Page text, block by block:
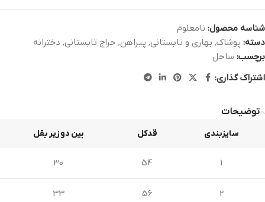
شناسه محصول: نامعلوم
دسته: پوشاک, بهاری و تابستانی, پیراهن, حراج تابستانی, دخترانه
برچسب: ساحل
اشتراک گذاری:
توضیحات
سایزبندی قدکل بین دو زیر بقل
1
54
30
2
56
33